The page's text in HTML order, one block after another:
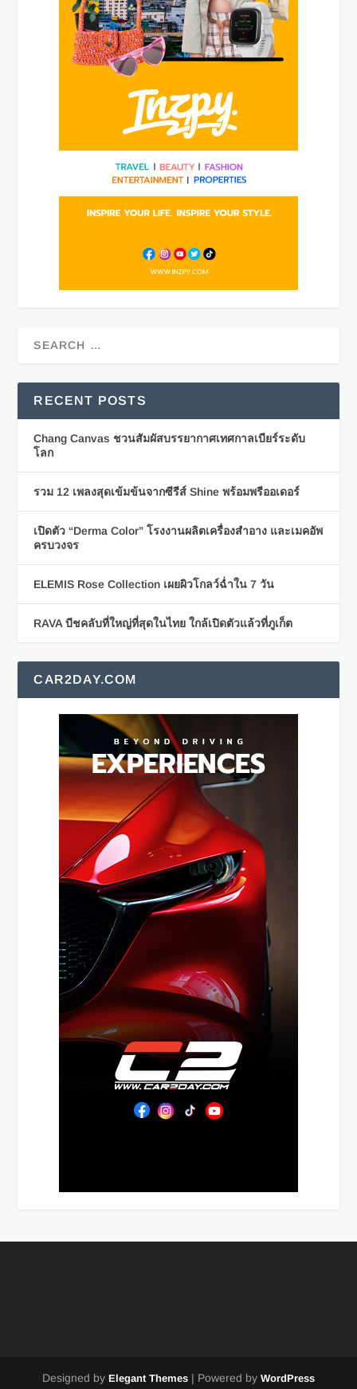
RECENT POSTS
Chang Canvas ชวนสัมผัสบรรยากาศเทศกาลเบียร์ระดับ
โลก
รวม 12 เพลงสุดเข้มข้นจากซีรีส์ Shine พร้อมพรีออเดอร์
เปิดตัว “Derma Color” โรงงานผลิตเครื่องสำอาง และเมคอัพ
ครบวงจร
ELEMIS Rose Collection เผยผิวโกลว์ฉ่ำใน 7 วัน
RAVA บีชคลับที่ใหญ่ที่สุดในไทย ใกล้เปิดตัวแล้วที่ภูเก็ต
CAR2DAY.COM
Designed by Elegant Themes | Powered by WordPress